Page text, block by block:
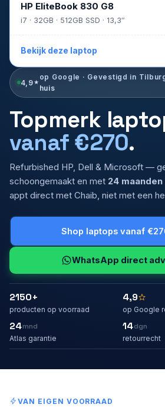
4,9★
op Google · Gevestigd in
huis
Topmerk
vanaf €270.
Refurbished HP, Dell & Microsoft —
schoongemaakt en met 24
appt direct met Chaib, niet met een
Shop laptops vanaf
WhatsApp direct
2150+
producten op voorraad
4,9
op Google
24mnd
Atlas garantie
14dgn
retourrecht
HP EliteBook 830 G8
i7 · 32GB · 512GB SSD · 13,3″
Bekijk deze laptop
VAN EIGEN VOORRAAD